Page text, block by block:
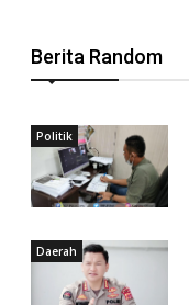
Berita Random
Politik
Daerah